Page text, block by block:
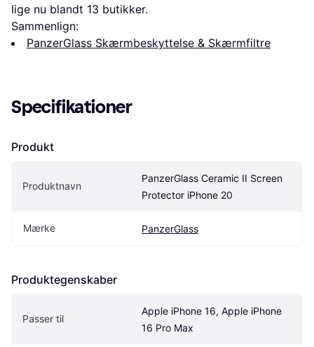
lige nu blandt 13 butikker.
Sammenlign:
PanzerGlass Skærmbeskyttelse & Skærmfiltre
Specifikationer
Produkt
Produktnavn
PanzerGlass Ceramic II Screen
Protector iPhone 20
Mærke PanzerGlass
Produktegenskaber
Passer til
Apple iPhone 16, Apple iPhone
16 Pro Max